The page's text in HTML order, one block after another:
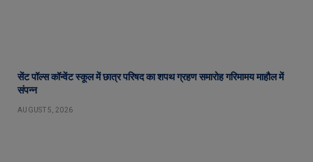
सेंट पॉल्स कॉन्वेंट स्कूल में छात्र परिषद का शपथ ग्रहण समारोह गरिमामय माहौल में
संपन्न
AUGUST 5, 2026